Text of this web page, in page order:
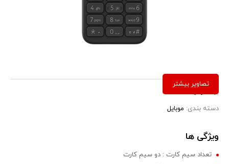
برند:
دسته بندی: موبایل
ویژگی ها
تعداد سیم کارت : دو سیم کارت